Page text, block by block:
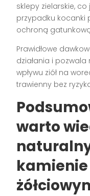
sklepy zielarskie,
przypadku kocanki
ochroną
Prawidłowe
działania i
wpływu ziół na
trawienny bez
warto
kamienie